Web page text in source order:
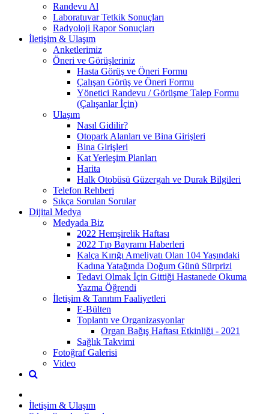
Randevu Al
Laboratuvar Tetkik Sonuçları
Radyoloji Rapor Sonuçları
İletişim & Ulaşım
Anketlerimiz
Öneri ve Görüşleriniz
Hasta Görüş ve Öneri Formu
Çalışan Görüş ve Öneri Formu
Yönetici Randevu / Görüşme Talep Formu
(Çalışanlar İçin)
Ulaşım
Nasıl Gidilir?
Otopark Alanları ve Bina Girişleri
Bina Girişleri
Kat Yerleşim Planları
Harita
Halk Otobüsü Güzergah ve Durak Bilgileri
Telefon Rehberi
Sıkça Sorulan Sorular
Dijital Medya
Medyada Biz
2022 Hemşirelik Haftası
2022 Tıp Bayramı Haberleri
Kalça Kırığı Ameliyatı Olan 104 Yaşındaki
Kadına Yatağında Doğum Günü Sürprizi
Tedavi Olmak İçin Gittiği Hastanede Okuma
Yazma Öğrendi
İletişim & Tanıtım Faaliyetleri
E-Bülten
Toplantı ve Organizasyonlar
Organ Bağış Haftası Etkinliği - 2021
Sağlık Takvimi
Fotoğraf Galerisi
Video
İletişim & Ulaşım